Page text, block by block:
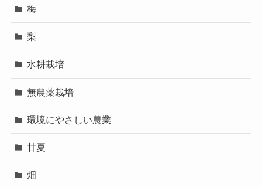
梅
梨
水耕栽培
無農薬栽培
環境にやさしい農業
甘夏
畑